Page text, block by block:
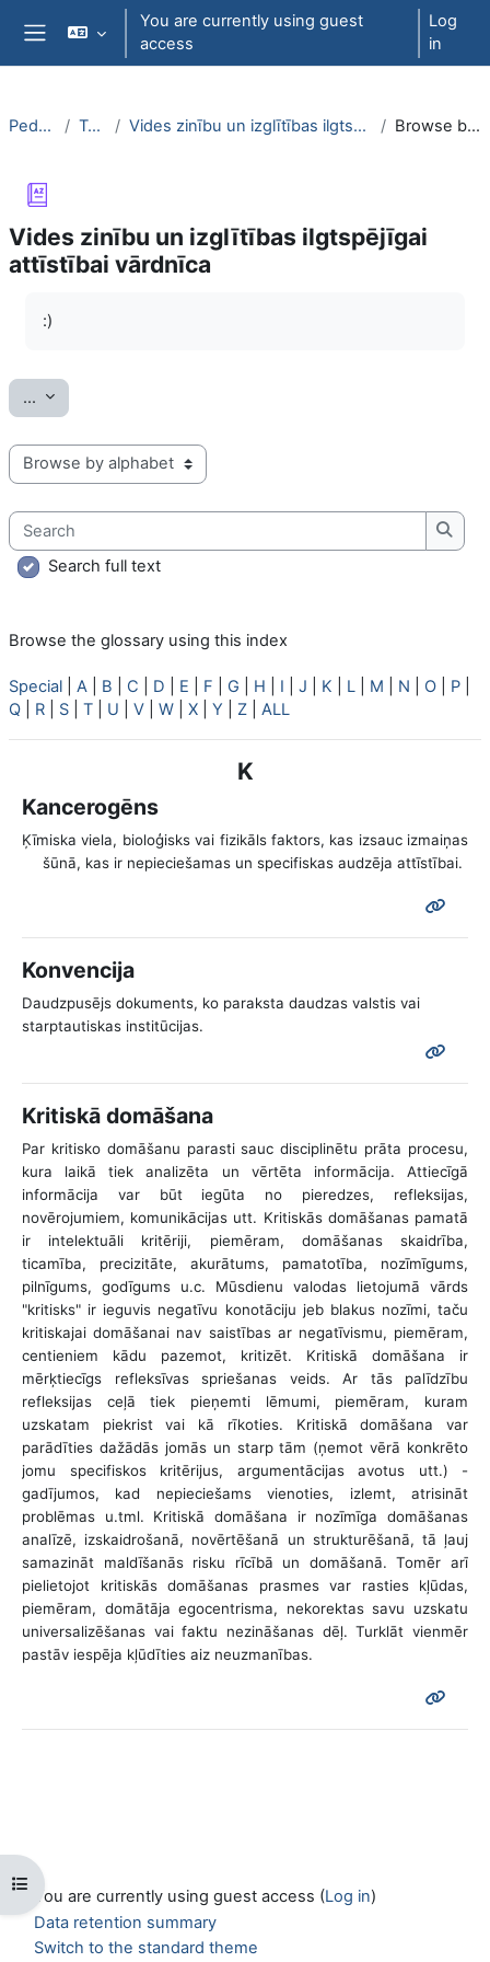
Skip to main content
You are currently using guest
access
Log
in
Open course index
PedaT038 Topic 6 Vides zinību un izglītības ilgtspējīgai attīstībai vārdnīca Browse by alphabet
Vides zinību un izglītības ilgtspējīgai
attīstībai vārdnīca
:)
... Export entries
Browse the glossary using this index
Search
Search full text
Browse the glossary using this index
Special A B C D E F G H I J K L M N O P
Q
R S T U V W X Y Z ALL
K
Kancerogēns
Ķīmiska viela, bioloģisks vai fizikāls faktors, kas izsauc izmaiņas
šūnā, kas ir nepieciešamas un specifiskas audzēja attīstībai.
Konvencija
Daudzpusējs dokuments, ko paraksta daudzas valstis vai
starptautiskas institūcijas.
Kritiskā domāšana
Par kritisko domāšanu parasti sauc disciplinētu prāta procesu,
kura laikā tiek analizēta un vērtēta informācija. Attiecīgā
informācija var būt iegūta no pieredzes, refleksijas,
novērojumiem, komunikācijas utt. Kritiskās domāšanas pamatā
ir intelektuāli kritēriji, piemēram, domāšanas skaidrība,
ticamība, precizitāte, akurātums, pamatotība, nozīmīgums,
pilnīgums, godīgums u.c. Mūsdienu valodas lietojumā vārds
"kritisks" ir ieguvis negatīvu konotāciju jeb blakus nozīmi, taču
kritiskajai domāšanai nav saistības ar negatīvismu, piemēram,
centieniem kādu pazemot, kritizēt. Kritiskā domāšana ir
mērķtiecīgs refleksīvas spriešanas veids. Ar tās palīdzību
refleksijas ceļā tiek pieņemti lēmumi, piemēram, kuram
uzskatam piekrist vai kā rīkoties. Kritiskā domāšana var
parādīties dažādās jomās un starp tām (ņemot vērā konkrēto
jomu specifiskos kritērijus, argumentācijas avotus utt.) -
gadījumos, kad nepieciešams vienoties, izlemt, atrisināt
problēmas u.tml. Kritiskā domāšana ir nozīmīga domāšanas
analīzē, izskaidrošanā, novērtēšanā un strukturēšanā, tā ļauj
samazināt maldīšanās risku rīcībā un domāšanā. Tomēr arī
pielietojot kritiskās domāšanas prasmes var rasties kļūdas,
piemēram, domātāja egocentrisma, nekorektas savu uzskatu
universalizēšanas vai faktu nezināšanas dēļ. Turklāt vienmēr
pastāv iespēja kļūdīties aiz neuzmanības.
You are currently using guest access (Log in)
Data retention summary
Switch to the standard theme